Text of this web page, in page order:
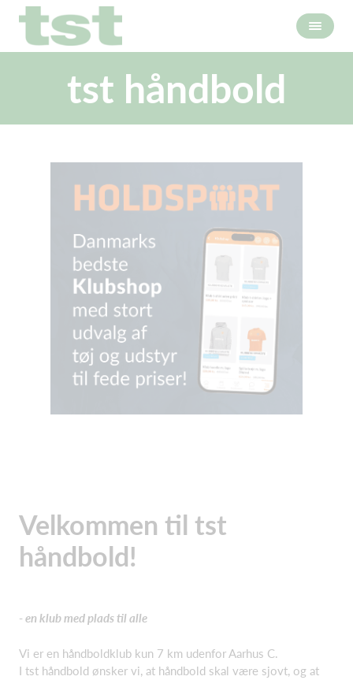
tst håndbold
Velkommen til tst
håndbold!
- en klub med plads til alle
Vi er en håndboldklub kun 7 km udenfor Aarhus C.
I tst håndbold ønsker vi, at håndbold skal være sjovt, og at